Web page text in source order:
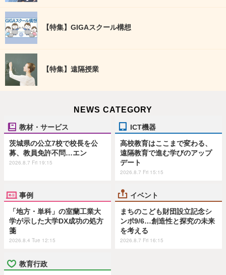
【特集】GIGAスクール構想
【特集】遠隔授業
NEWS CATEGORY
教材・サービス
茨城県の公立7校で校長を公
募、教員免許不問…エン
2026.8.7 Fri 19:15
ICT機器
高校教育はここまで変わる、
遠隔教育で進む学びのアップ
デート
2026.8.7 Fri 15:15
事例
「地方・単科」の室蘭工業大
学が示した大学DX成功の処方
箋
2026.8.4 Tue 12:15
イベント
まちのこども財団設立記念シ
ンポ9/6…創造性と探究の未来
を考える
2026.8.7 Fri 16:15
教育行政